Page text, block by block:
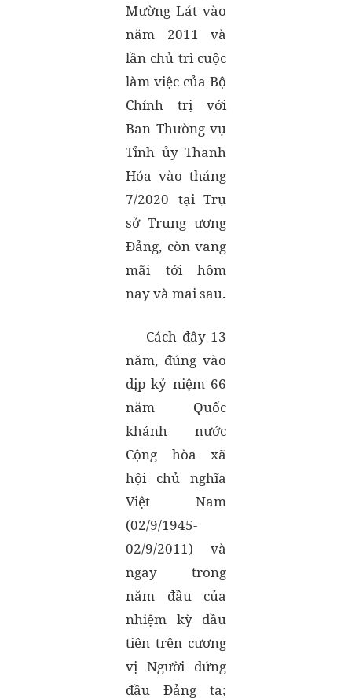
Mường Lát vào
năm 2011 và
lần chủ trì cuộc
làm việc của Bộ
Chính trị với
Ban Thường vụ
Tỉnh ủy Thanh
Hóa vào tháng
7/2020 tại Trụ
sở Trung ương
Đảng, còn vang
mãi tới hôm
nay và mai sau.
Cách đây 13
năm, đúng vào
dịp kỷ niệm 66
năm Quốc
khánh nước
Cộng hòa xã
hội chủ nghĩa
Việt Nam
(02/9/1945-
02/9/2011) và
ngay trong
năm đầu của
nhiệm kỳ đầu
tiên trên cương
vị Người đứng
đầu Đảng ta;